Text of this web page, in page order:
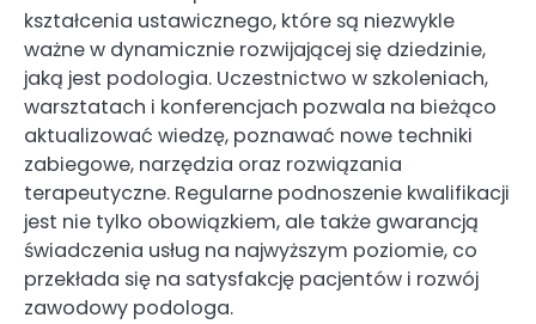
kształcenia ustawicznego, które są niezwykle
ważne w dynamicznie rozwijającej się dziedzinie,
jaką jest podologia. Uczestnictwo w szkoleniach,
warsztatach i konferencjach pozwala na bieżąco
aktualizować wiedzę, poznawać nowe techniki
zabiegowe, narzędzia oraz rozwiązania
terapeutyczne. Regularne podnoszenie kwalifikacji
jest nie tylko obowiązkiem, ale także gwarancją
świadczenia usług na najwyższym poziomie, co
przekłada się na satysfakcję pacjentów i rozwój
zawodowy podologa.